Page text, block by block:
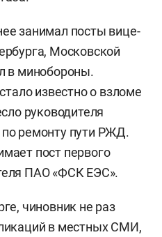
занимал посты вице-
Московской
в минобороны.
известно о взломе
руководителя
ремонту пути РЖД.
пост первого
ПАО «ФСК ЕЭС».
чиновник не раз
в местных СМИ,